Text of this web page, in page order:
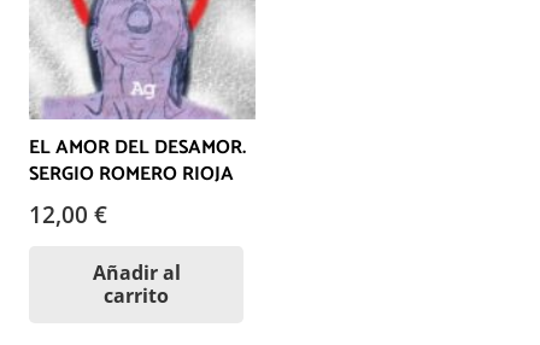
EL AMOR DEL DESAMOR.
SERGIO ROMERO RIOJA
12,00 €
Añadir al
carrito